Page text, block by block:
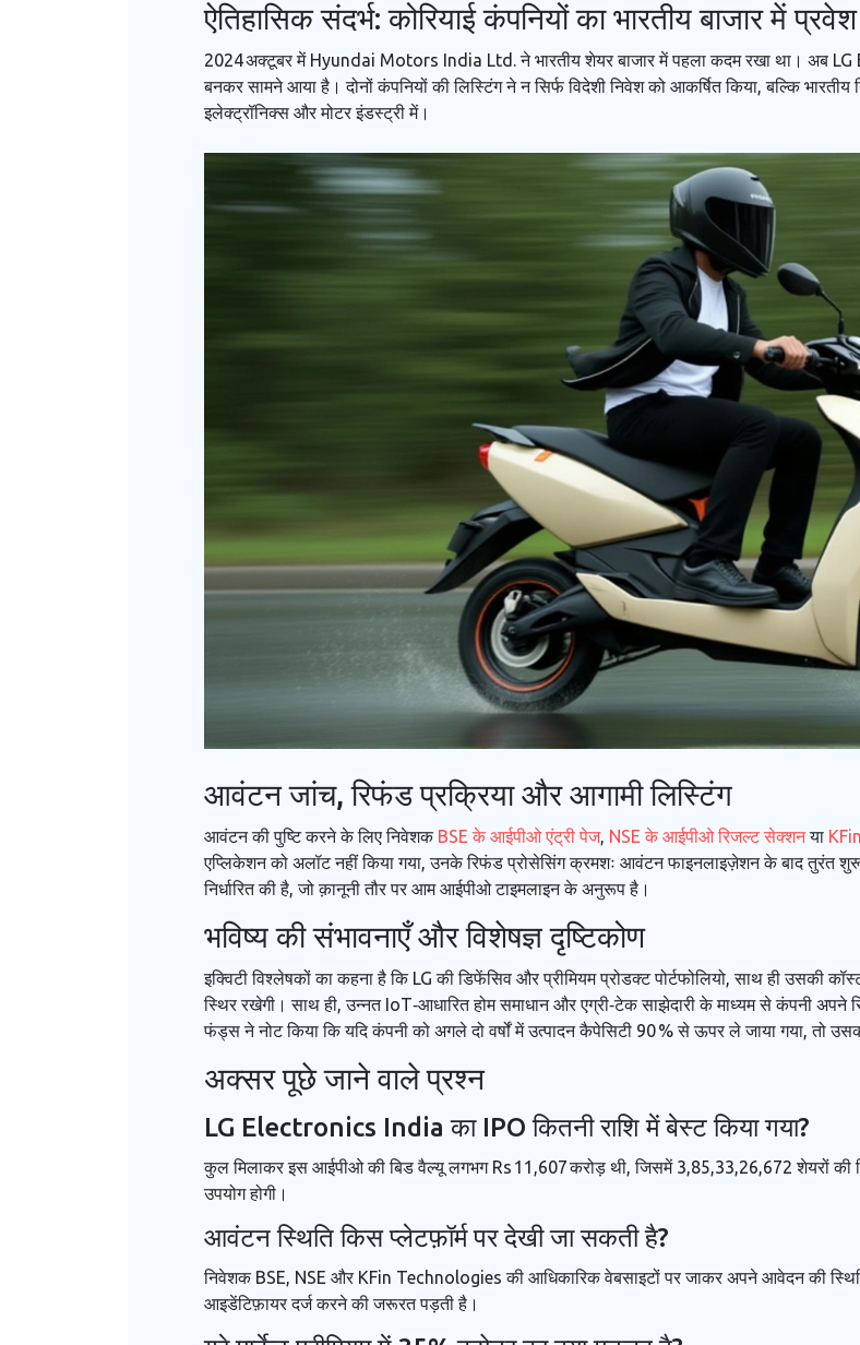
ऐतिहासिक संदर्भ: कोरियाई कंपनियों का भारतीय बाजार में प्रवेश
2024 अक्टूबर में Hyundai Motors India Ltd.ने भारतीय शेयर बाजार में पहला कदम रखा था। अब
बनकर सामने आया है। दोनों कंपनियों की लिस्टिंग ने न सिर्फ विदेशी निवेश को आकर्षित किया, बल्कि
इलेक्ट्रॉनिक्स और मोटर इंडस्ट्री में।
आवंटन जांच, रिफंड प्रक्रिया और आगामी लिस्टिंग
आवंटन की पुष्टि करने के लिए निवेशक BSE के आईपीओ एंट्री पेज, NSE के आईपीओ रिजल्ट सेक्शनया
एप्लिकेशन को अलॉट नहीं किया गया, उनके रिफंड प्रोसेसिंग क्रमशः आवंटन फाइनलाइज़ेशन के बाद तुरंत
निर्धारित की है, जो क़ानूनी तौर पर आम आईपीओ टाइमलाइन के अनुरूप है।
भविष्य की संभावनाएँ और विशेषज्ञ दृष्टिकोण
इक्विटी विश्लेषकों का कहना है कि LG की डिफेंसिव और प्रीमियम प्रोडक्ट पोर्टफोलियो, साथ ही उसकी
स्थिर रखेगी। साथ ही, उन्नत IoT‑आधारित होम समाधान और एग्री‑टेक साझेदारी के माध्यम से कंपनी
फंड्स ने नोट किया कि यदि कंपनी को अगले दो वर्षों में उत्पादन कैपेसिटी 90 % से ऊपर ले जाया गया, तो
अक्सर पूछे जाने वाले प्रश्न
LG Electronics India का IPO कितनी राशि में बेस्ट किया गया?
कुल मिलाकर इस आईपीओ की बिड वैल्यू लगभग Rs 11,607 करोड़ थी, जिसमें 3,85,33,26,672 शेयरों की
उपयोग होगी।
आवंटन स्थिति किस प्लेटफ़ॉर्म पर देखी जा सकती है?
निवेशक BSE, NSE और KFin Technologies की आधिकारिक वेबसाइटों पर जाकर अपने आवेदन की
आइडेंटिफ़ायर दर्ज करने की जरूरत पड़ती है।